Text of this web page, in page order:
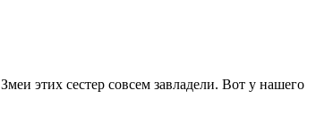
этих сестер совсем завладели. Вот у нашего